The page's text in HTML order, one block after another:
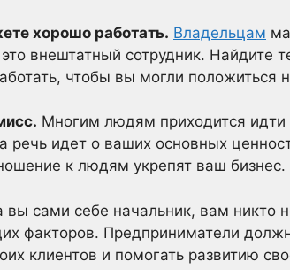
хорошо работать. Владельцам
внештатный сотрудник.
чтобы вы могли положиться
Многим людям приходится
речь идет о ваших основных
к людям укрепят ваш бизнес.
вы сами себе начальник, вам никто
факторов. Предприниматели
клиентов и помогать развитию